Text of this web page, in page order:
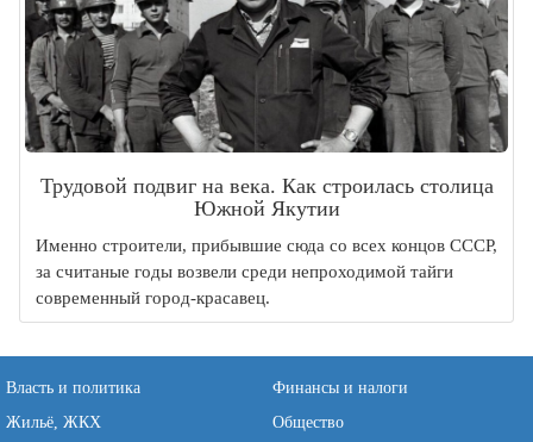
Трудовой подвиг на века. Как строилась столица
Южной Якутии
Именно строители, прибывшие сюда со всех концов СССР,
за считаные годы возвели среди непроходимой тайги
современный город-красавец.
Власть и политика
Финансы и налоги
Жильё, ЖКХ
Общество